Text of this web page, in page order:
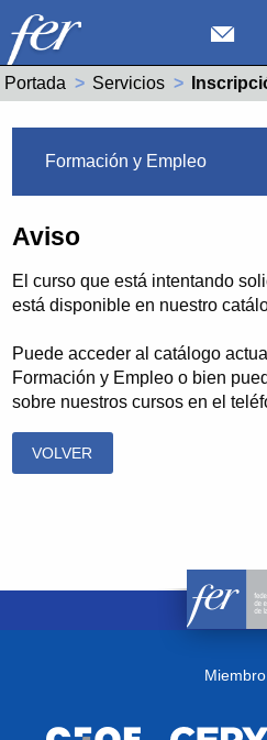
Portada Servicios Actual:
Formación y Empleo
Aviso
El curso que está intentando
está disponible en nuestro
Puede acceder al catálogo
Formación y Empleo o bien
sobre nuestros cursos en el
VOLVER